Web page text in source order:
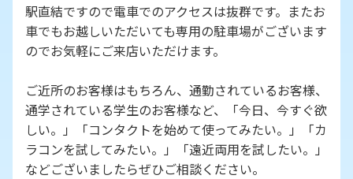
駅直結ですので電車でのアクセスは抜群です。またお
車でもお越しいただいても専用の駐車場がございます
のでお気軽にご来店いただけます。
ご近所のお客様はもちろん、通勤されているお客様、
通学されている学生のお客様など、「今日、今すぐ欲
しい。」「コンタクトを始めて使ってみたい。」「カ
ラコンを試してみたい。」「遠近両用を試したい。」
などございましたらぜひご相談ください。